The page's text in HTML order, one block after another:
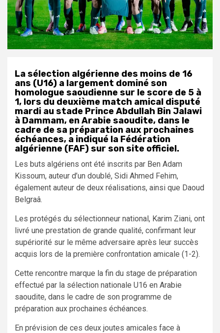
La sélection algérienne des moins de 16
ans (U16) a largement dominé son
homologue saoudienne sur le score de 5 à
1, lors du deuxième match amical disputé
mardi au stade Prince Abdullah Bin Jalawi
à Dammam, en Arabie saoudite, dans le
cadre de sa préparation aux prochaines
échéances, a indiqué la Fédération
algérienne (FAF) sur son site officiel.
Les buts algériens ont été inscrits par Ben Adam
Kissoum, auteur d’un doublé, Sidi Ahmed Fehim,
également auteur de deux réalisations, ainsi que Daoud
Belgraâ.
Les protégés du sélectionneur national, Karim Ziani, ont
livré une prestation de grande qualité, confirmant leur
supériorité sur le même adversaire après leur succès
acquis lors de la première confrontation amicale (1-2).
Cette rencontre marque la fin du stage de préparation
effectué par la sélection nationale U16 en Arabie
saoudite, dans le cadre de son programme de
préparation aux prochaines échéances.
En prévision de ces deux joutes amicales face à